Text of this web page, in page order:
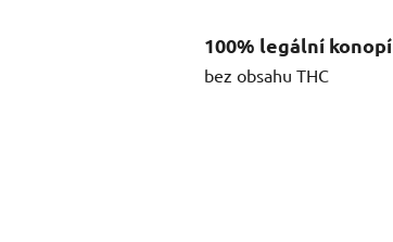
100% legální konopí
bez obsahu THC